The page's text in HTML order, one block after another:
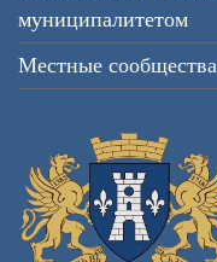
муниципалитетом
Местные сообщества